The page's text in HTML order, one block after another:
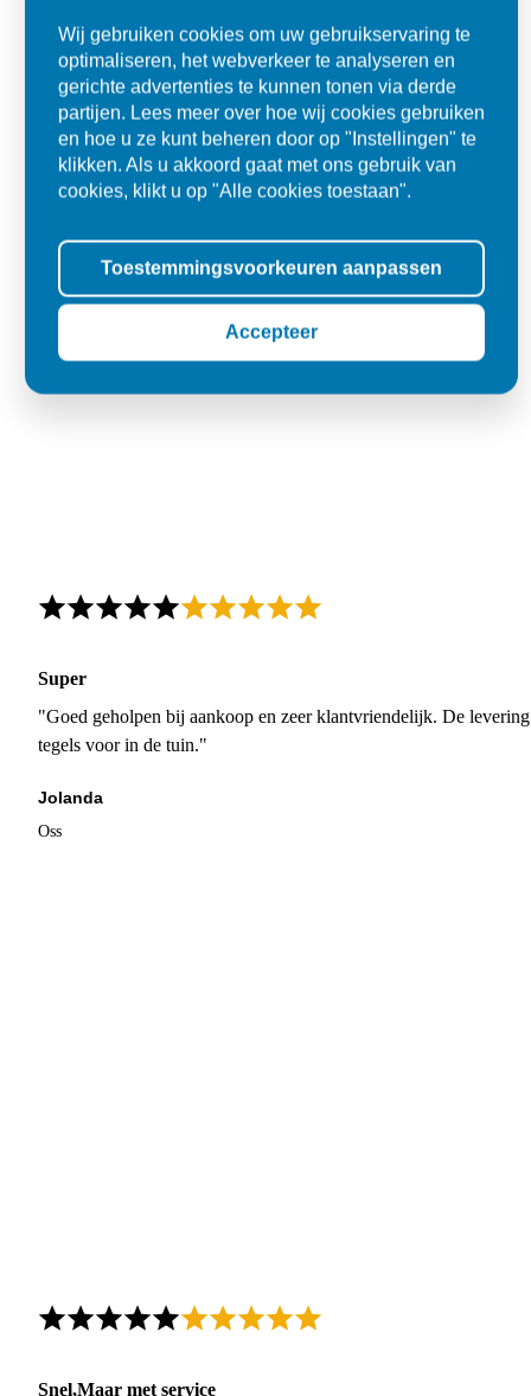
Ad
Den Dungen
Super
"Goed geholpen bij aankoop en zeer klantvriendelijk. De
tegels voor in de tuin."
Jolanda
Oss
Snel,Maar met service
Wij gebruiken cookies om uw gebruikservaring te
optimaliseren, het webverkeer te analyseren en
gerichte advertenties te kunnen tonen via derde
partijen. Lees meer over hoe wij cookies gebruiken
en hoe u ze kunt beheren door op "Instellingen" te
klikken. Als u akkoord gaat met ons gebruik van
cookies, klikt u op "Alle cookies toestaan".
Toestemmingsvoorkeuren aanpassen
Accepteer